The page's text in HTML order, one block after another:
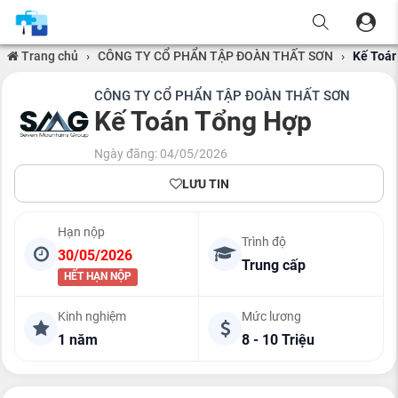
Trang chủ › CÔNG TY CỔ PHẨN TẬP ĐOÀN THẤT SƠN › Kế
CÔNG TY CỔ PHẨN TẬP ĐOÀN THẤT SƠN
Kế Toán Tổng Hợp
Ngày đăng: 04/05/2026
LƯU TIN
Hạn nộp
30/05/2026
HẾT HẠN NỘP
Trình độ
Trung cấp
Kinh nghiệm
1 năm
Mức lương
8 - 10 Triệu